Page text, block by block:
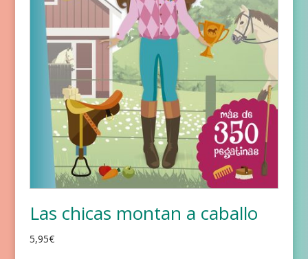
Las chicas montan a caballo
5,95€